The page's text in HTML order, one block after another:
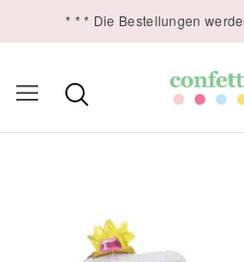
* * * Die Bestellungen